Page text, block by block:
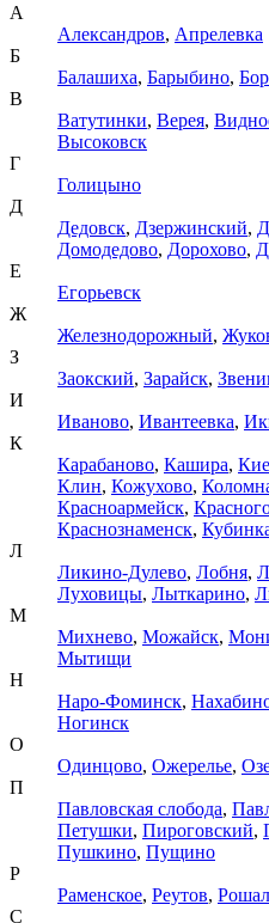
А
Александров, Апрелевка
Б
Балашиха, Барыбино,
В
Ватутинки, Верея,
Высоковск
Г
Голицыно
Д
Дедовск, Дзержинский,
Домодедово, Дорохово,
Е
Егорьевск
Ж
Железнодорожный,
З
Заокский, Зарайск,
И
Иваново, Ивантеевка,
К
Карабаново, Кашира,
Клин, Кожухово,
Красноармейск,
Краснознаменск,
Л
Ликино-Дулево, Лобня,
Луховицы, Лыткарино,
М
Михнево, Можайск,
Мытищи
Н
Наро-Фоминск,
Ногинск
О
Одинцово, Ожерелье,
П
Павловская слобода,
Петушки, Пироговский,
Пушкино, Пущино
Р
Раменское, Реутов,
С